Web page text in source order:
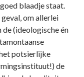
blaadje staat.
om allerlei
de (ideologische én
potsierlijke
de